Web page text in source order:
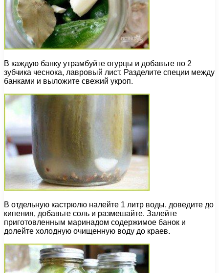
В каждую банку утрамбуйте огурцы и добавьте по 2
зубчика чеснока, лавровый лист. Разделите специи между
банками и выложите свежий укроп.
В отдельную кастрюлю налейте 1 литр воды, доведите до
кипения, добавьте соль и размешайте. Залейте
приготовленным маринадом содержимое банок и
долейте холодную очищенную воду до краев.